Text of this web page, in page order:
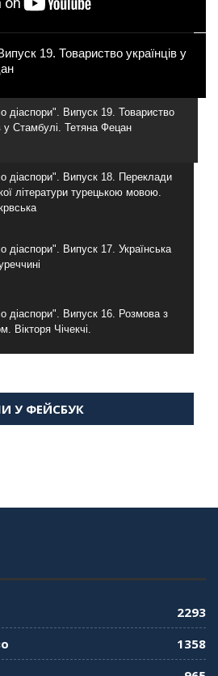
19. Товариство українців у
діаспори". Випуск 19. Товариство
у Стамбулі. Тетяна Фецан
діаспори". Випуск 18. Переклади
літератури турецькою мовою.
діаспори". Випуск 17. Українська
діаспори". Випуск 16. Розмова з
Вікторя Чічекчі.
про життя в Туреччині
діаспори". Випуск 13. МУШ в
діаспори". Випуск 11. Олександр
У ФЕЙСБУК
2293
1358